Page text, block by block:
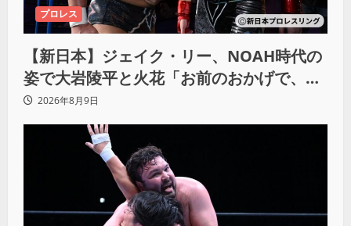
プロレス
【新日本】ジェイク・リー、NOAH時代の
姿で大岩陵平と火花「お前のおかげで、忘
れてたもの思い出したわ」
2026年8月9日